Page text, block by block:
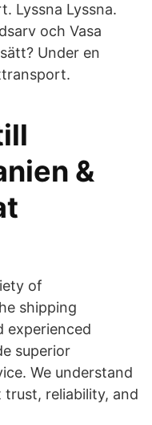
Lyssna Lyssna.
och Vasa
Under en
&
of
shipping
experienced
superior
We understand
reliability, and